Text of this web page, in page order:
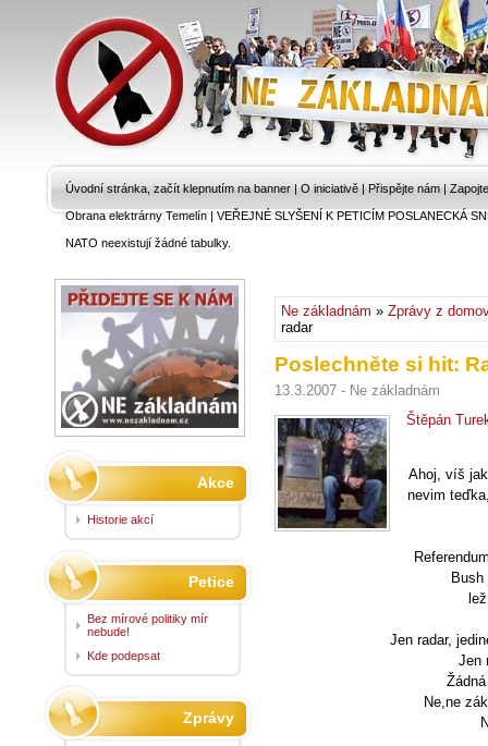
Úvodní stránka, začít klepnutím na banner | O iniciativě | Přispějte nám |
Obrana elektrárny Temelín|VEŘEJNÉ SLYŠENÍ K PETICÍM POSLANECKÁ
NATO neexistují žádné tabulky.
Ne základnám » Zprávy z
radar
Poslechněte si hit:
13.3.2007 - Ne základnám
Štěpán
Ahoj, víš
nevim
Jen radar,
Jen
Ne,ne
Akce
Historie akcí
Petice
Bez mírové politiky mír
nebude!
Kde podepsat
Zprávy